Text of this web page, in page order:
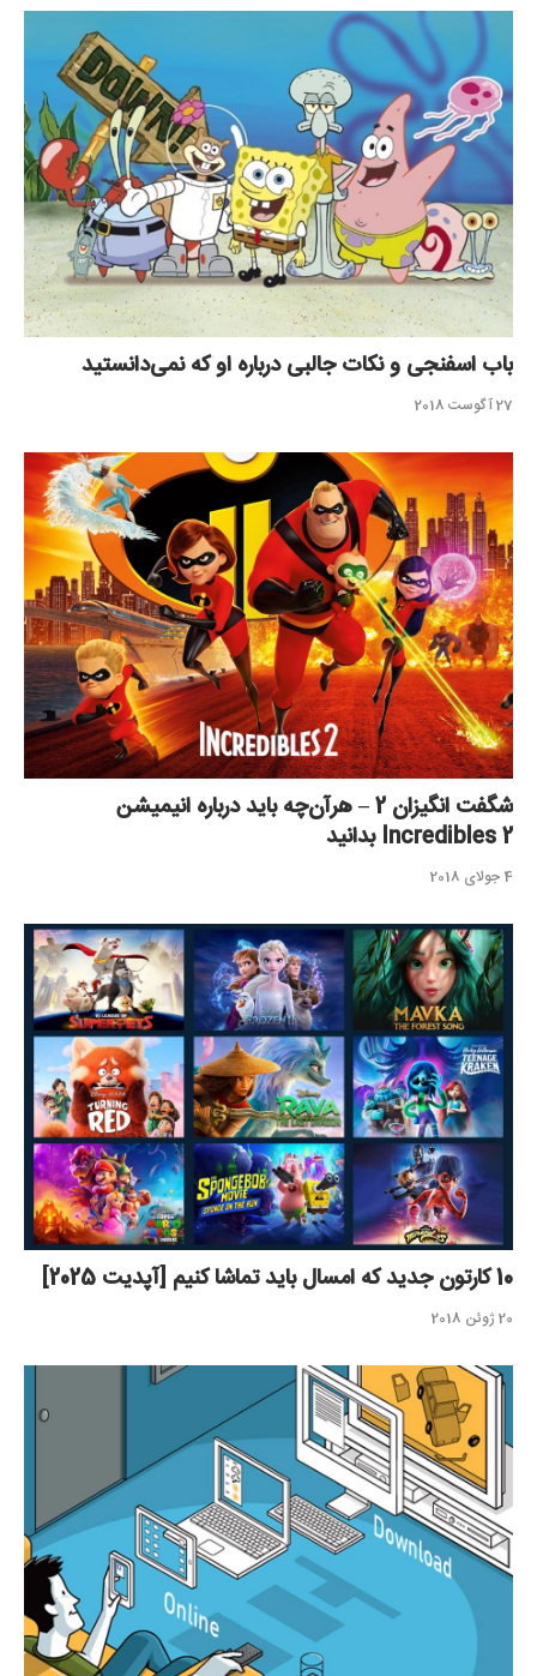
باب اسفنجی و نکات جالبی درباره او که نمی‌دانستید
27 آگوست 2018
شگفت انگیزان 2 – هرآن‌چه باید درباره انیمیشن
Incredibles 2 بدانید
4 جولای 2018
10 کارتون جدید که امسال باید تماشا کنیم [آپدیت 2025]
20 ژوئن 2018